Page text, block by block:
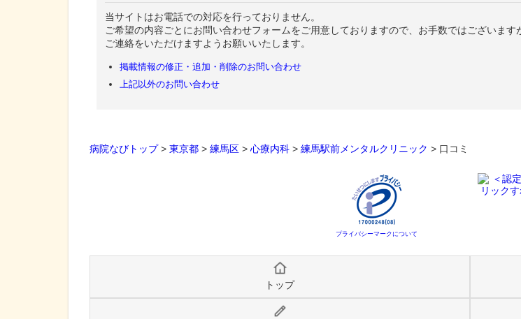
当サイトはお電話での対応を行っておりません。
ご希望の内容ごとにお問い合わせフォームをご用意しておりますので、お手数ではございます
ご連絡をいただけますようお願いいたします。
掲載情報の修正・追加・削除のお問い合わせ
上記以外のお問い合わせ
病院なびトップ> 東京都 > 練馬区 > 心療内科 > 練馬駅前メンタルクリニック > 口コミ
プライバシーマークについて
トップ